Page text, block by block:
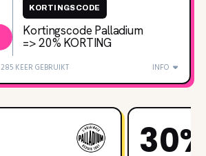
KORTINGSCODE
Kortingscode Palladium
=> 20% KORTING
285 KEER GEBRUIKT INFO